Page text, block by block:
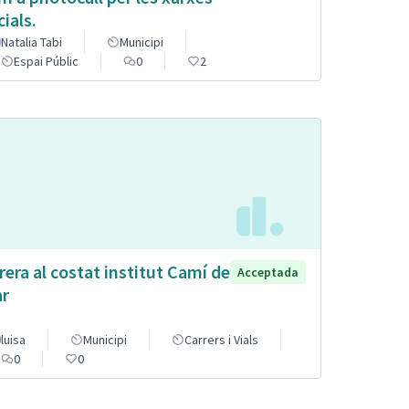
Natalia Tabi
Municipi
Espai Públic
0 2
al costat institut Camí de Acceptada
luisa Municipi
Carrers i Vials
0
0